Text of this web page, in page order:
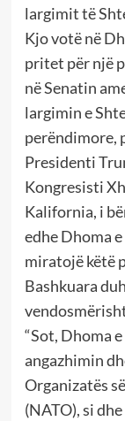
largimit të
Kjo votë në
pritet për një
në Senatin
largimin e
perëndimore,
Presidenti
Kongresisti
Kalifornia, i
edhe Dhoma
miratojë këtë
Bashkuara
“Sot, Dhoma
angazhimin
Organizatës
(NATO), si